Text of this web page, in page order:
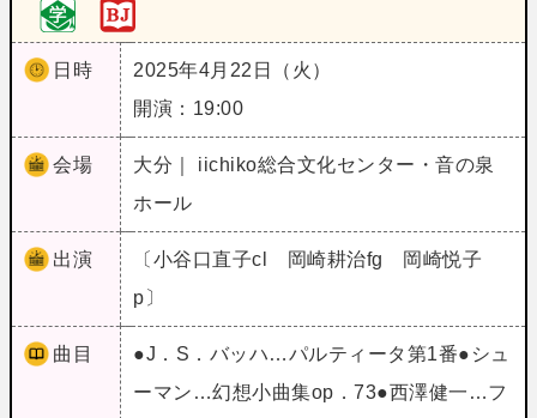
日時
2025年4月22日（火）
開演：19:00
会場
大分｜ iichiko総合文化センター・音の泉
ホール
出演
〔小谷口直子cl 岡崎耕治fg 岡崎悦子
p〕
曲目
●J．S．バッハ…パルティータ第1番●シュ
ーマン…幻想小曲集op．73●西澤健一…フ